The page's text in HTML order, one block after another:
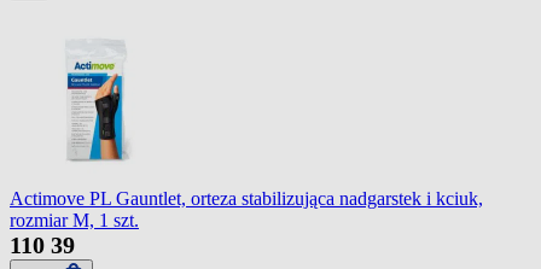
Actimove PL Gauntlet, orteza stabilizująca nadgarstek i kciuk,
rozmiar M, 1 szt.
110 39